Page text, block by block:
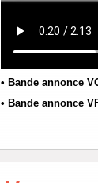
• Bande annonce
• Bande annonce